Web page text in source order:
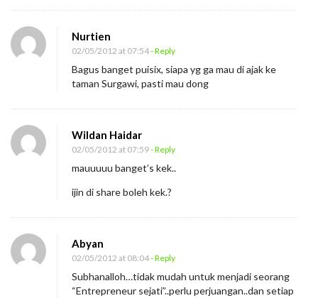
Nurtien
02/05/2012 at 07:54- Reply
Bagus banget puisix, siapa yg ga mau di ajak ke
taman Surgawi, pasti mau dong
Wildan Haidar
02/05/2012 at 07:59- Reply
mauuuuu banget’s kek..
ijin di share boleh kek.?
Abyan
02/05/2012 at 08:04- Reply
Subhanalloh…tidak mudah untuk menjadi seorang
“Entrepreneur sejati”..perlu perjuangan..dan setiap